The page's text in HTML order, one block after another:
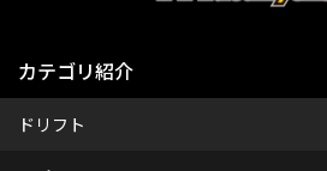
カテゴリ紹介
ドリフト